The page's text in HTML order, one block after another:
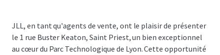
JLL, en tant qu'agents de vente, ont le plaisir de présenter
le 1 rue Buster Keaton, Saint Priest, un bien exceptionnel
au cœur du Parc Technologique de Lyon. Cette opportunité